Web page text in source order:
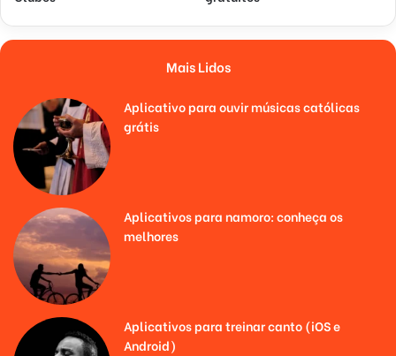
Mais Lidos
Aplicativo para ouvir músicas católicas
grátis
Aplicativos para namoro: conheça os
melhores
Aplicativos para treinar canto (iOS e
Android)